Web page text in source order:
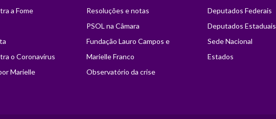
a Fome
o Coronavírus
Marielle
Resoluções e notas
PSOL na Câmara
Fundação Lauro Campos e
Marielle Franco
Observatório da crise
Deputados Federais
Deputados Estaduais
Sede Nacional
Estados